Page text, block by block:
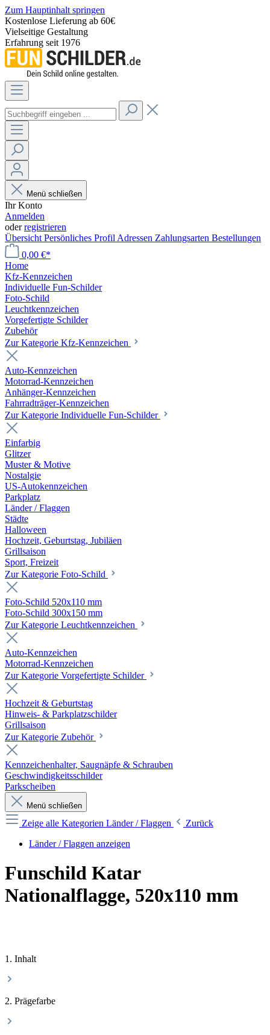
Zum Hauptinhalt springen
Kostenlose Lieferung ab 60€
Vielseitige Gestaltung
Erfahrung seit 1976
Menü schließen
Ihr Konto
Anmelden
oderregistrieren
Übersicht Persönliches Profil Adressen Zahlungsarten Bestellungen
0,00 €*
Home
Kfz-Kennzeichen
Individuelle Fun-Schilder
Foto-Schild
Leuchtkennzeichen
Vorgefertigte Schilder
Zubehör
Zur Kategorie Kfz-Kennzeichen
Auto-Kennzeichen
Motorrad-Kennzeichen
Anhänger-Kennzeichen
Fahrradträger-Kennzeichen
Zur Kategorie Individuelle Fun-Schilder
Einfarbig
Glitzer
Muster & Motive
Nostalgie
US-Autokennzeichen
Parkplatz
Länder / Flaggen
Städte
Halloween
Hochzeit, Geburtstag, Jubiläen
Grillsaison
Sport, Freizeit
Zur Kategorie Foto-Schild
Foto-Schild 520x110 mm
Foto-Schild 300x150 mm
Zur Kategorie Leuchtkennzeichen
Auto-Kennzeichen
Motorrad-Kennzeichen
Zur Kategorie Vorgefertigte Schilder
Hochzeit & Geburtstag
Hinweis- & Parkplatzschilder
Grillsaison
Zur Kategorie Zubehör
Kennzeichenhalter, Saugnäpfe & Schrauben
Geschwindigkeitsschilder
Parkscheiben
Menü schließen
Zeige alle Kategorien Länder / Flaggen
Zurück
Länder / Flaggen anzeigen
Funschild Katar
Nationalflagge, 520x110 mm
1. Inhalt
2. Prägefarbe